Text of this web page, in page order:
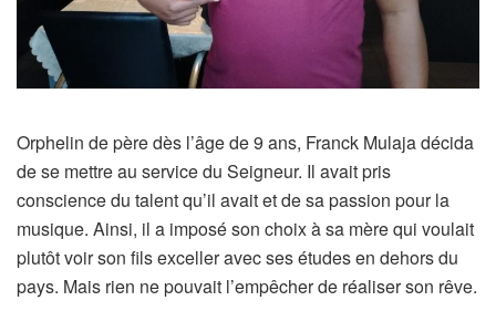
Orphelin de père dès l’âge de 9 ans, Franck Mulaja décida
de se mettre au service du Seigneur. Il avait pris
conscience du talent qu’il avait et de sa passion pour la
musique. Ainsi, il a imposé son choix à sa mère qui voulait
plutôt voir son fils exceller avec ses études en dehors du
pays. Mais rien ne pouvait l’empêcher de réaliser son rêve.